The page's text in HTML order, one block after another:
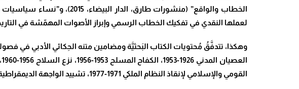
لعملها النقدي في تفكيك الخطاب الرسمي وإبراز الأصوات المهمّشة في
القومي والإسلامي لإنقاذ النظام الملكي 1971-1977، تشييد الواجهة الديمقراطية 1977-1983. ويُقفَلُ الكتاب بالخاتمة: استمرار الحراك الاجتماعي من أجل الديمقراطية من 1983 إلى اليوم